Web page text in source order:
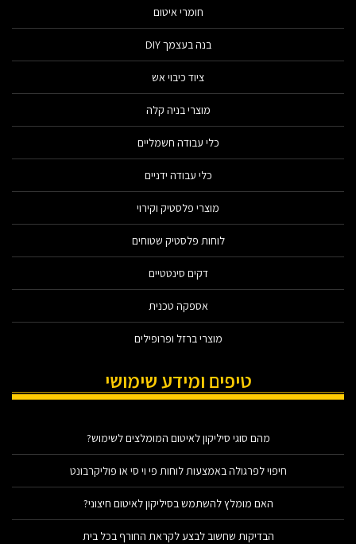
חומרי איטום
בנה בעצמך DIY
ציוד כיבוי אש
מוצרי בניה קלה
כלי עבודה חשמליים
כלי עבודה ידניים
מוצרי פלסטיק וקירוי
לוחות פלסטיק שטוחים
דקים סינטטיים
אספקה טכנית
מוצרי ברזל ופרופילים
טיפים ומידע שימושי
מהם סוגי סיליקון לאיטום המומלצים לשימוש?
חיפוי לפרגולה באמצעות לוחות פי וי סי או פוליקרבונט
האם מומלץ להשתמש בסיליקון לאיטום חיצוני?
הבדיקות שחשוב לבצע לקראת החורף בכל בית